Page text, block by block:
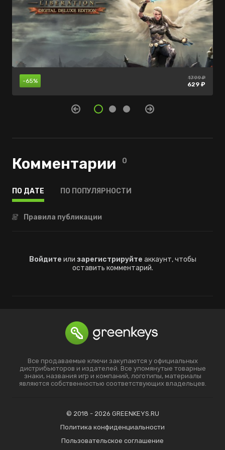
-65% 1799 ₽
629 ₽
-85% 239 ₽
35 ₽
нет в
продаже
Комментарии 0
ПО ДАТЕ ПО ПОПУЛЯРНОСТИ
Правила публикации
Войдите или зарегистрируйте аккаунт, чтобы
оставить комментарий.
Все продаваемые ключи закупаются у официальных
дистрибьюторов и издателей. Все упомянутые товарные
знаки, названия игр и компаний, логотипы, материалы
являются собственностью соответствующих владельцев.
© 2018 - 2026 GREENKEYS.RU
Политика конфиденциальности
Пользовательское соглашение